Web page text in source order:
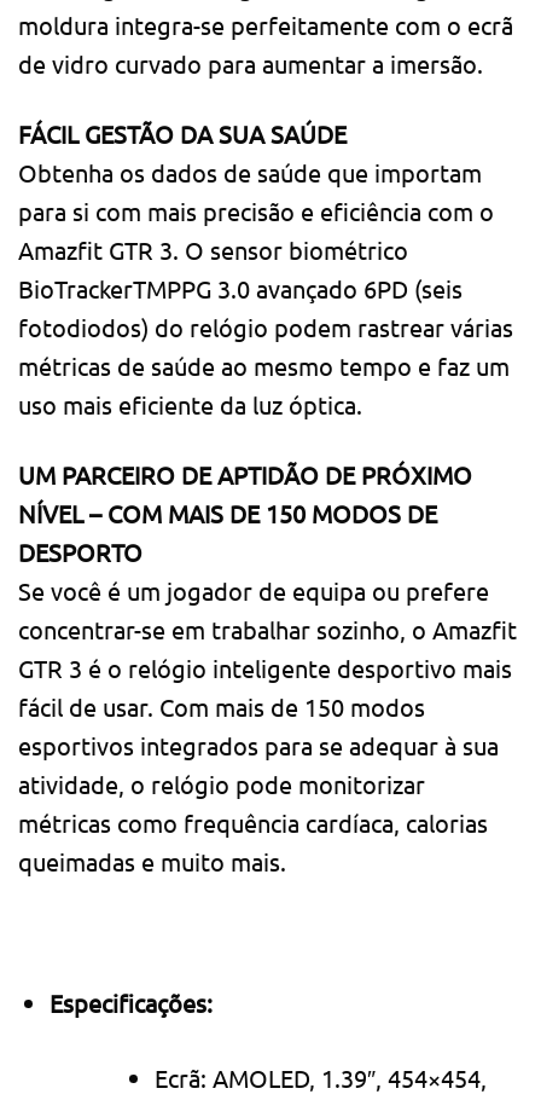
moldura integra-se perfeitamente com o ecrã
de vidro curvado para aumentar a imersão.
FÁCIL GESTÃO DA SUA SAÚDE
Obtenha os dados de saúde que importam
para si com mais precisão e eficiência com o
Amazfit GTR 3. O sensor biométrico
BioTrackerTMPPG 3.0 avançado 6PD (seis
fotodiodos) do relógio podem rastrear várias
métricas de saúde ao mesmo tempo e faz um
uso mais eficiente da luz óptica.
UM PARCEIRO DE APTIDÃO DE PRÓXIMO
NÍVEL – COM MAIS DE 150 MODOS DE
DESPORTO
Se você é um jogador de equipa ou prefere
concentrar-se em trabalhar sozinho, o Amazfit
GTR 3 é o relógio inteligente desportivo mais
fácil de usar. Com mais de 150 modos
esportivos integrados para se adequar à sua
atividade, o relógio pode monitorizar
métricas como frequência cardíaca, calorias
queimadas e muito mais.
Especificações:
Ecrã: AMOLED, 1.39″, 454×454,